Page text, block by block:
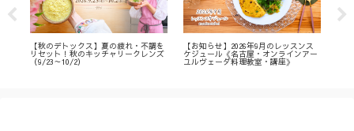
【秋のデトックス】夏の疲れ・不調を
リセット！秋のキッチャリークレンズ
（9/23～10/2）
【お知らせ】2026年9月のレッスンス
ケジュール《名古屋・オンラインアー
ユルヴェーダ料理教室・講座》